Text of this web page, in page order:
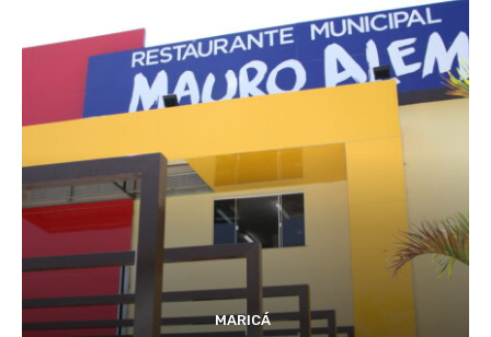
MARICÁ